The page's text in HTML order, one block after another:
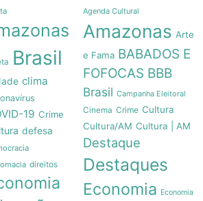
do
de
nas
de
Brasil
clima
19 Crime
defesa
direitos
Agenda Cultural
Amazonas Arte
e Fama BABADOS E
FOFOCAS BBB
Brasil Campanha Eleitoral
Cinema Crime Cultura
Cultura/AM Cultura | AM
Destaque
Destaques
Economia Economia